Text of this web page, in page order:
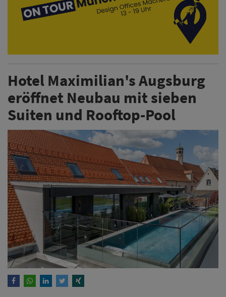
Hotel Maximilian's Augsburg
eröffnet Neubau mit sieben
Suiten und Rooftop-Pool